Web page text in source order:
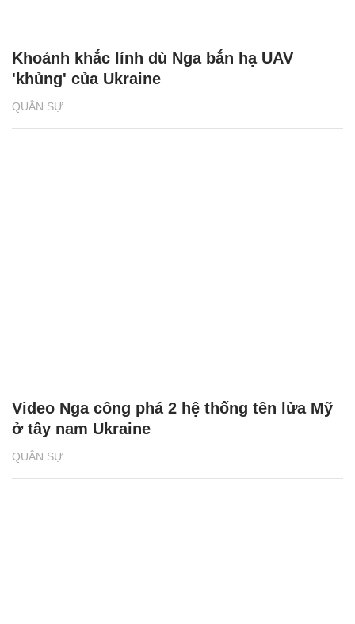
QUÂN SỰ
Khoảnh khắc lính dù Nga bắn hạ UAV
'khủng' của Ukraine
QUÂN SỰ
Video Nga công phá 2 hệ thống tên lửa Mỹ
ở tây nam Ukraine